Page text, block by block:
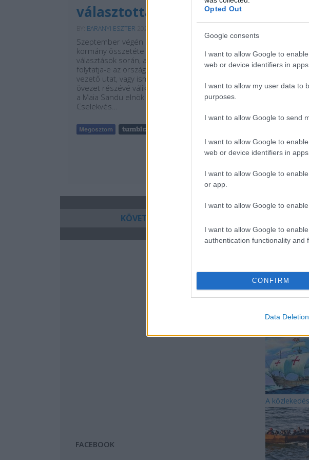
Opted Out
Google consents
I want to allow Google to
web or device identifiers in apps.
I want to allow my user data to
purposes.
I want to allow Google to send
I want to allow Google to
web or device identifiers in apps.
I want to allow Google to
or app.
I want to allow Google to
I want to allow Google to
authentication functionality and
CONFIRM
Data Deletion
választotta
BARANYI ESZTER
Szeptember végén Moldova nemcsak a
kormány összetételéről döntött a
választások során, a tét ennél nagyobb volt:
folytatja-e az ország az Európai Unió felé
vezető utat, vagy ismét az orosz befolyási
övezet részévé válik. A moldávok döntötték,
a Maia Sandu elnök által alapított és vezetett
Cselekvés…
Kutatásunk
közelíti
jelent
KÖVETKEZŐ OLDAL
FACEBOOK
LEGFRISSEBB
A